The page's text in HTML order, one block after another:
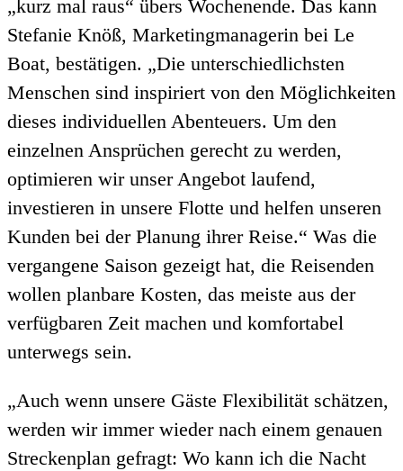
„kurz mal raus“ übers Wochenende. Das kann
Stefanie Knöß, Marketingmanagerin bei Le
Boat, bestätigen. „Die unterschiedlichsten
Menschen sind inspiriert von den Möglichkeiten
dieses individuellen Abenteuers. Um den
einzelnen Ansprüchen gerecht zu werden,
optimieren wir unser Angebot laufend,
investieren in unsere Flotte und helfen unseren
Kunden bei der Planung ihrer Reise.“ Was die
vergangene Saison gezeigt hat, die Reisenden
wollen planbare Kosten, das meiste aus der
verfügbaren Zeit machen und komfortabel
unterwegs sein.
„Auch wenn unsere Gäste Flexibilität schätzen,
werden wir immer wieder nach einem genauen
Streckenplan gefragt: Wo kann ich die Nacht